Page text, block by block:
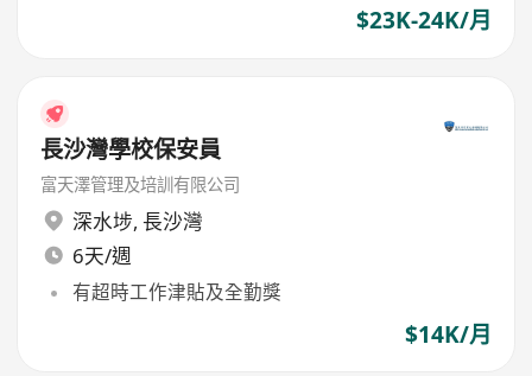
$23K-24K/月
長沙灣學校保安員
富天澤管理及培訓有限公司
深水埗, 長沙灣
6天/週
有超時工作津貼及全勤獎
$14K/月